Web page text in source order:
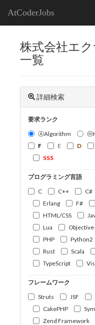
AtCoderJobs
株式会社エ
一覧
詳細検索
要求ランク
ⒶAlgorithm
F
E D
SSS
プログラミング言語
C
C++ C#
Erlang
F#
HTML/CSS
Lua
PHP
Python2
Rust
Scala
TypeScript
フレームワーク
Struts
JSF
CakePHP
Zend Framework